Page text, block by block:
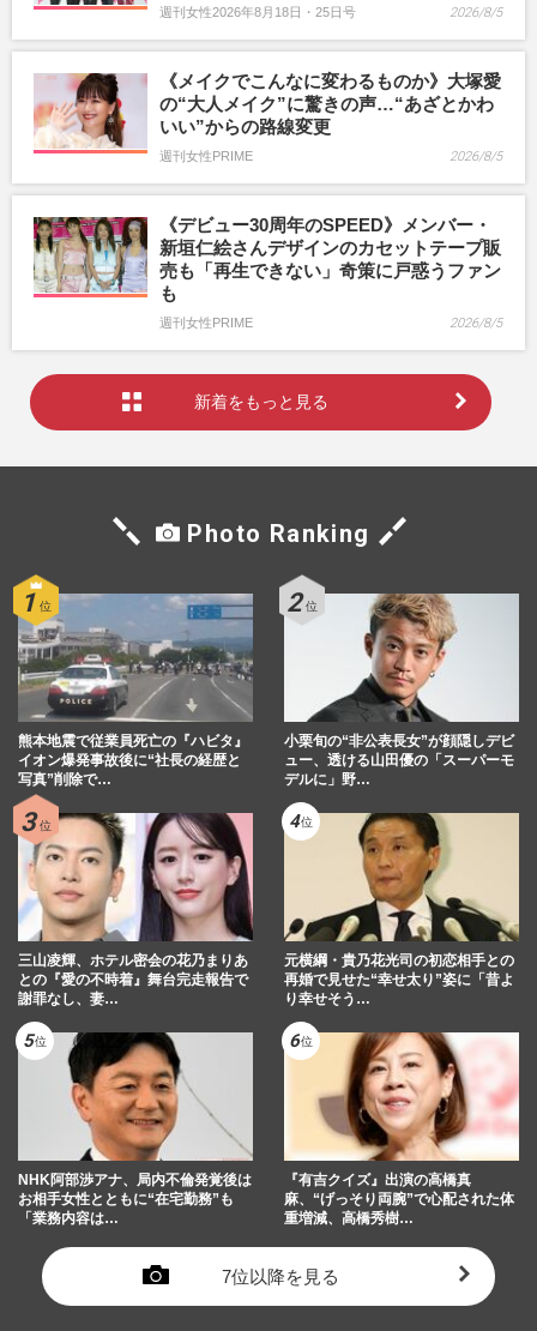
週刊女性2026年8月18日・25日号 2026/8/5
《メイクでこんなに変わるものか》大塚愛
の“大人メイク”に驚きの声…“あざとかわ
いい”からの路線変更
週刊女性PRIME 2026/8/5
《デビュー30周年のSPEED》メンバー・
新垣仁絵さんデザインのカセットテープ販
売も「再生できない」奇策に戸惑うファン
も
週刊女性PRIME 2026/8/5
新着をもっと見る
Photo Ranking
熊本地震で従業員死亡の『ハビタ』
イオン爆発事故後に“社長の経歴と
写真”削除で…
小栗旬の“非公表長女”が顔隠しデビ
ュー、透ける山田優の「スーパーモ
デルに」野…
三山凌輝、ホテル密会の花乃まりあ
との『愛の不時着』舞台完走報告で
謝罪なし、妻…
元横綱・貴乃花光司の初恋相手との
再婚で見せた“幸せ太り”姿に「昔よ
り幸せそう…
NHK阿部渉アナ、局内不倫発覚後は
お相手女性とともに“在宅勤務”も
「業務内容は…
『有吉クイズ』出演の高橋真
麻、“げっそり両腕”で心配された体
重増減、高橋秀樹…
7位以降を見る